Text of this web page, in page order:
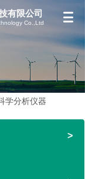
有限公司
Co.,Ltd
学分析仪器
>